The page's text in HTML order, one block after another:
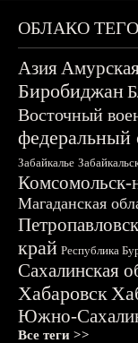
ОБЛАКО
Азия
Биробиджан
Восточный
федеральный
Забайкалье
Магаданская
край Республика
Сахалинская
Хабаровск
Южно-
Все теги >>